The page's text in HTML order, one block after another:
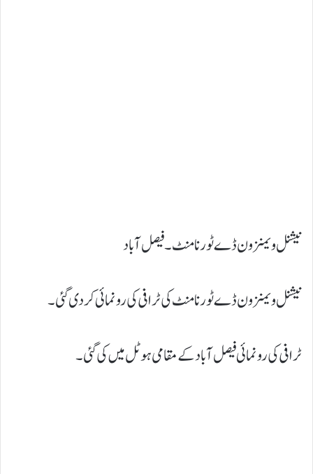
نیشنل ویمنز ون ڈے ٹورنامنٹ۔ فیصل آباد
نیشنل ویمنز ون ڈے ٹورنامنٹ کی ٹرافی کی رونمائی کردی گئی۔
ٹرافی کی رونمائی فیصل آباد کے مقامی ہوٹل میں کی گئی۔